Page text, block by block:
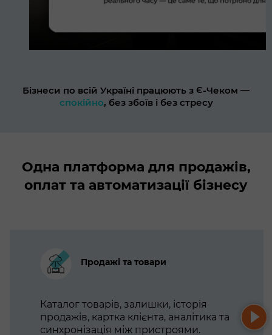
Бізнеси по всій Україні працюють з Є-Чеком —
спокійно, без збоїв і без стресу
Одна платформа для продажів,
оплат та автоматизації бізнесу
Продажі та товари
Каталог товарів, залишки, історія
продажів, картка клієнта, аналітика та
синхронізація між пристроями.